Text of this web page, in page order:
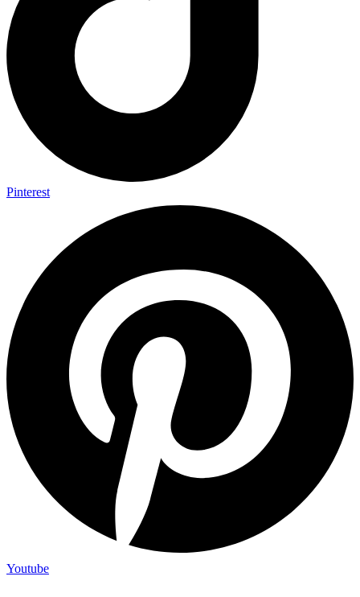
Pinterest
Youtube